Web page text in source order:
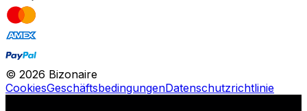
© 2026 Bizonaire
CookiesGeschäftsbedingungenDatenschutzrichtlinie